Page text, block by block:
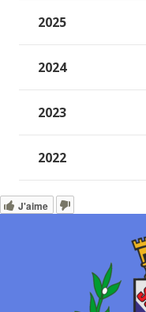
2025
2024
2023
2022
J'aime